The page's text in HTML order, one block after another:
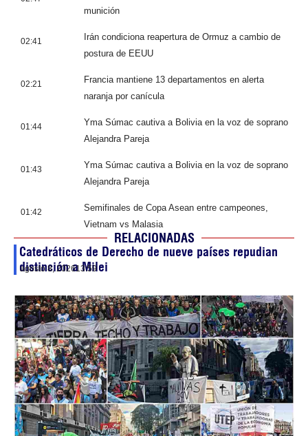
munición
02:41
Irán condiciona reapertura de Ormuz a cambio de
postura de EEUU
02:21
Francia mantiene 13 departamentos en alerta
naranja por canícula
01:44
Yma Súmac cautiva a Bolivia en la voz de soprano
Alejandra Pareja
01:43
Yma Súmac cautiva a Bolivia en la voz de soprano
Alejandra Pareja
01:42
Semifinales de Copa Asean entre campeones,
Vietnam vs Malasia
RELACIONADAS
Catedráticos de Derecho de nueve países repudian
distinción a Milei
agosto 8, 202613:59